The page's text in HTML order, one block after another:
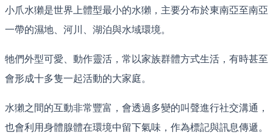
小爪水獺是世界上體型最小的水獺，主要分布於東南亞至南亞
一帶的濕地、河川、湖泊與水域環境。
牠們外型可愛、動作靈活，常以家族群體方式生活，有時甚至
會形成十多隻一起活動的大家庭。
水獺之間的互動非常豐富，會透過多變的叫聲進行社交溝通，
也會利用身體腺體在環境中留下氣味，作為標記與訊息傳遞。